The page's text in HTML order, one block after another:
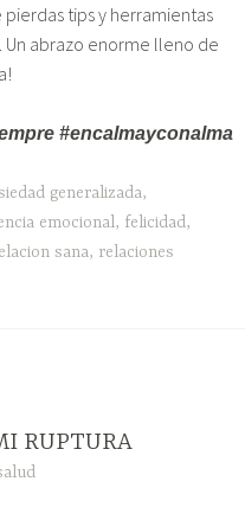
pierdas tips y herramientas
abrazo enorme lleno de
#encalmayconalma
generalizada,
emocional, felicidad,
sana, relaciones
RUPTURA